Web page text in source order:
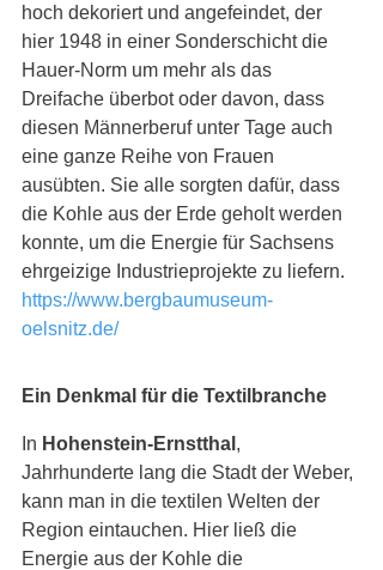
hoch dekoriert und angefeindet, der
hier 1948 in einer Sonderschicht die
Hauer-Norm um mehr als das
Dreifache überbot oder davon, dass
diesen Männerberuf unter Tage auch
eine ganze Reihe von Frauen
ausübten. Sie alle sorgten dafür, dass
die Kohle aus der Erde geholt werden
konnte, um die Energie für Sachsens
ehrgeizige Industrieprojekte zu liefern.
https://www.bergbaumuseum-
oelsnitz.de/
Ein Denkmal für die Textilbranche
In Hohenstein-Ernstthal ,
Jahrhunderte lang die Stadt der Weber,
kann man in die textilen Welten der
Region eintauchen. Hier ließ die
Energie aus der Kohle die